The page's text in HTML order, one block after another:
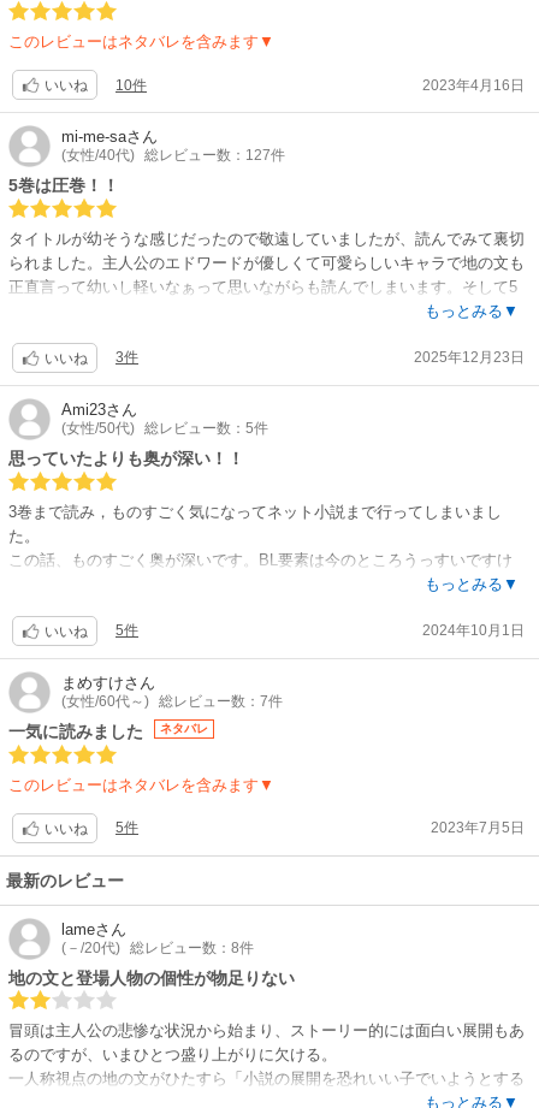
このレビューはネタバレを含みます▼
いいね 10件 2023年4月16日
mi-me-saさん
(女性/40代) 総レビュー数：127件
5巻は圧巻！！
タイトルが幼そうな感じだったので敬遠していましたが、読んでみて裏切
られました。主人公のエドワードが優しくて可愛らしいキャラで地の文も
正直言って幼いし軽いなぁって思いながらも読んでしまいます。そして5
巻目にたどり着いて「呪い」との戦闘シーンは迫力満点で読む手が止まら
フとかに涙が止まりませんでした。お祖父様が言った「エドワード」だけ
でも泣ける。
そして5巻の後はアルファポリスで無料で続きが読めて、最終決戦は今ま
で読んできた小説や映画の中でもズバ抜けて凄かったです。ハリポ◯とか
よりも全然凄かった。
なんと登場人物がエドワードのお父さん＆仲間達、兄のアルフレッドの仲
間達、エドワードの仲間達、エドワードのお祖父様、お祖母様、お母様、
双子の弟、守ってくれてきる護衛のメンバー、お城の人物、沢山いますが
全員が1人も欠けてはいけないメンバーなのが凄いです。是非是非是非是
もっとみる▼
いいね 3件 2025年12月23日
Ami23さん
(女性/50代) 総レビュー数：5件
思っていたよりも奥が深い！！
3巻まで読み，ものすごく気になってネット小説まで行ってしまいまし
た。
この話、ものすごく奥が深いです。BL要素は今のところうっすいですけ
は何か，どうあるべきか，人の心の闇や弱さが引き金になる魔素な
ど，，，
そこにBLスパイス。
タイトルだけ見るとちょっと子供っぽい感がかなりあるのですが，そんな
事はないです。逆に，いや5歳児そんなにしっかりしてないと思う
よ，，，と思わなくもないのですが，物語なのでね，有り。
登場人物が多くて，お貴族のお名前だから余計にはて？と思ったりもしま
全巻揃えて一気に読みたい話ですね。
ちなみにエディは心が綺麗でかわいいので、それだけで癒されます。
もっとみる▼
いいね 5件 2024年10月1日
まめすけさん
(女性/60代～) 総レビュー数：7件
一気に読みました ネタバレ
このレビューはネタバレを含みます▼
いいね 5件 2023年7月5日
最新のレビュー
lameさん
(－/20代) 総レビュー数：8件
地の文と登場人物の個性が物足りない
冒頭は主人公の悲惨な状況から始まり、ストーリー的には面白い展開もあ
るのですが、いまひとつ盛り上がりに欠ける。
一人称視点の地の文がひたすら「小説の展開を恐れいい子でいようとする
だけのただののんびりした子ども」という感じで、良いシーンも浅く感じ
もっとみる▼